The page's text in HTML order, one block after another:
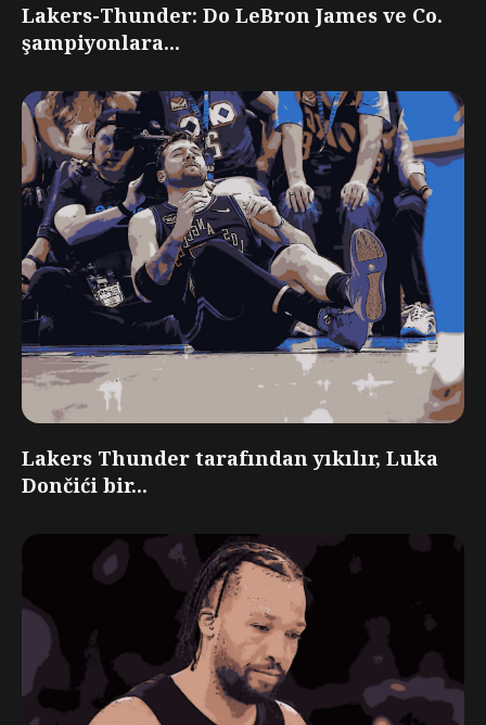
Lakers-Thunder: Do LeBron James ve Co.
şampiyonlara...
Lakers Thunder tarafından yıkılır, Luka
Dončići bir...